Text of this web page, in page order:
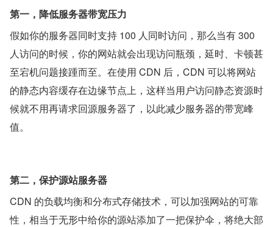
第一，降低服务器带宽压力
假如你的服务器同时支持 100 人同时访问，那么当有 300
人访问的时候，你的网站就会出现访问瓶颈，延时、卡顿甚
至宕机问题接踵而至。在使用 CDN 后，CDN 可以将网站
的静态内容缓存在边缘节点上，这样当用户访问静态资源时
候就不用再请求回源服务器了，以此减少服务器的带宽峰
值。
第二，保护源站服务器
CDN 的负载均衡和分布式存储技术，可以加强网站的可靠
性，相当于无形中给你的源站添加了一把保护伞，将绝大部